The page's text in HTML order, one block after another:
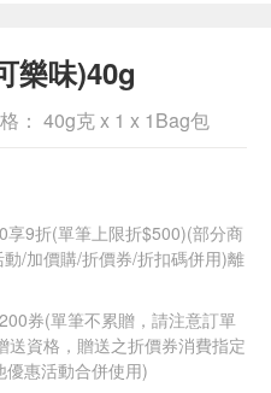
樂味)40g
： 40g克 x 1 x 1Bag包
9折(單筆上限折$500)(部分商
/加價購/折價券/折扣碼併用)離
券(單筆不累贈，請注意訂單
資格，贈送之折價券消費指定
惠活動合併使用)